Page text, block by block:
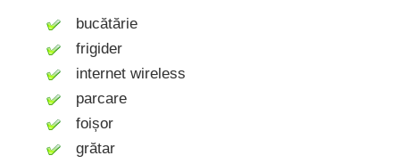
bucătărie
frigider
internet wireless
parcare
foișor
grătar